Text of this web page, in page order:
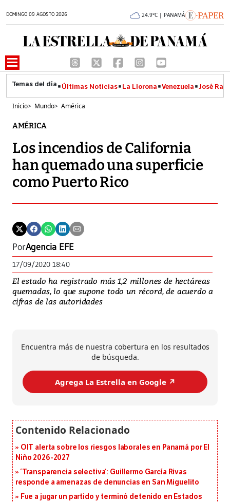
DOMINGO 09 AGOSTO 2026 24.9°C | PANAMÁ
Últimas Noticias La Llorona Venezuela José
Inicio> Mundo> América
AMÉRICA
Los incendios de California
han quemado una superficie
como Puerto Rico
PorAgencia EFE
17/09/2020 18:40
El estado ha registrado más 1,2 millones de hectáreas
quemadas, lo que supone todo un récord, de acuerdo a
cifras de las autoridades
Encuentra más de nuestra cobertura en los resultados
de búsqueda.
Agrega La Estrella en Google ↗️
OIT alerta sobre los riesgos laborales en Panamá por El
Niño 2026-2027
‘Transparencia selectiva’: Guillermo García Rivas
responde a amenazas de denuncias en San Miguelito
Fue a jugar un partido y terminó detenido en Estados